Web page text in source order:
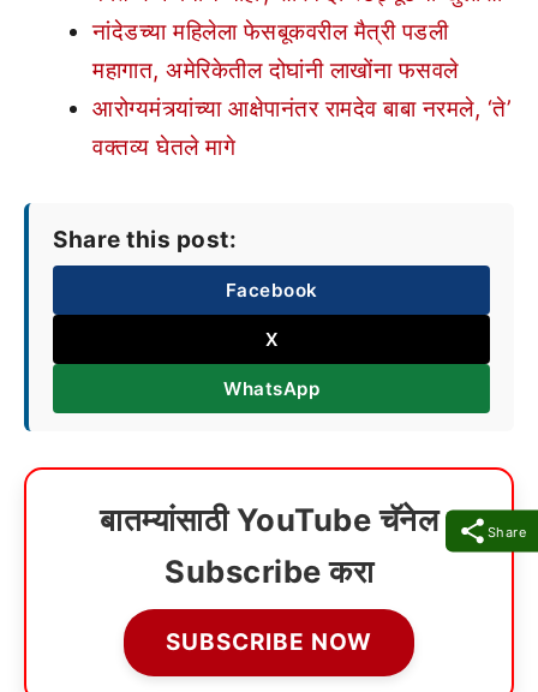
Share
नांदेडच्या महिलेला फेसबूकवरील मैत्री पडली
महागात, अमेरिकेतील दोघांनी लाखोंना फसवले
आरोग्यमंत्र्यांच्या आक्षेपानंतर रामदेव बाबा नरमले, ‘ते’
वक्तव्य घेतले मागे
Share this post:
Facebook
X
WhatsApp
बातम्यांसाठी YouTube चॅनेल
Subscribe करा
SUBSCRIBE NOW